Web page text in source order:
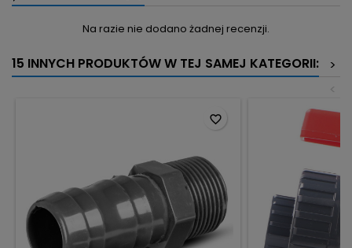
Na razie nie dodano żadnej recenzji.
15 INNYCH PRODUKTÓW W TEJ SAMEJ KATEGORII:
>
<
favorite_border